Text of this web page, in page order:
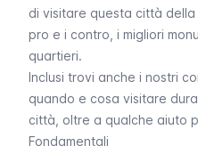
di visitare questa città
pro e i contro, i migliori
quartieri.
Inclusi trovi anche i nostri
quando e cosa visitare
città, oltre a qualche aiuto
Fondamentali